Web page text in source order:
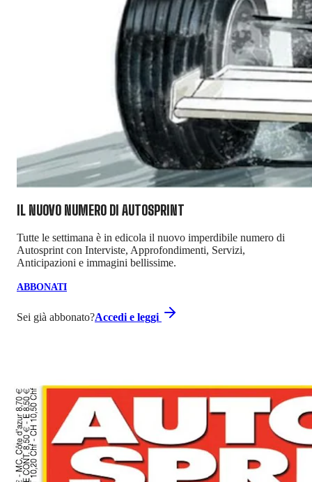
IL NUOVO NUMERO DI AUTOSPRINT
Tutte le settimana è in edicola il nuovo imperdibile numero di
Autosprint con Interviste, Approfondimenti, Servizi,
Anticipazioni e immagini bellissime.
ABBONATI
Sei già abbonato?Accedi e leggi